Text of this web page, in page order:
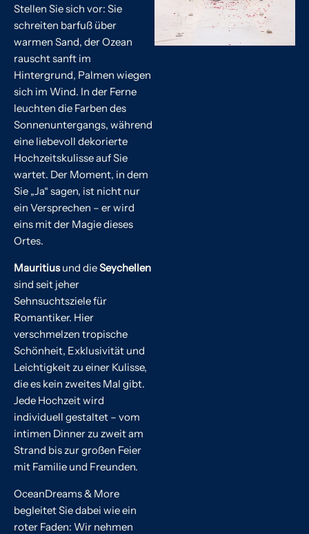
Stellen Sie sich vor: Sie
schreiten barfuß über
warmen Sand, der Ozean
rauscht sanft im
Hintergrund, Palmen wiegen
sich im Wind. In der Ferne
leuchten die Farben des
Sonnenuntergangs, während
eine liebevoll dekorierte
Hochzeitskulisse auf Sie
wartet. Der Moment, in dem
Sie „Ja“ sagen, ist nicht nur
ein Versprechen – er wird
eins mit der Magie dieses
Ortes.
Mauritiusund dieSeychellen
sind seit jeher
Sehnsuchtsziele für
Romantiker. Hier
verschmelzen tropische
Schönheit, Exklusivität und
Leichtigkeit zu einer Kulisse,
die es kein zweites Mal gibt.
Jede Hochzeit wird
individuell gestaltet – vom
intimen Dinner zu zweit am
Strand bis zur großen Feier
mit Familie und Freunden.
OceanDreams & More
begleitet Sie dabei wie ein
roter Faden: Wir nehmen